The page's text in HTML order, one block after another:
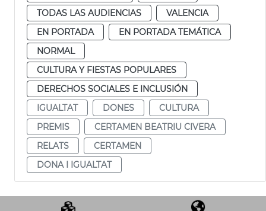
TODAS LAS AUDIENCIAS
VALENCIA
EN PORTADA
EN PORTADA TEMÁTICA
NORMAL
CULTURA Y FIESTAS POPULARES
DERECHOS SOCIALES E INCLUSIÓN
IGUALTAT
DONES
CULTURA
PREMIS
CERTAMEN BEATRIU CIVERA
RELATS
CERTAMEN
DONA I IGUALTAT